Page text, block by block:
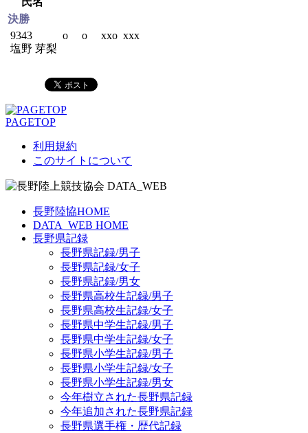
決勝
9343
塩野 芽梨
o o xxo xxx
PAGETOP
利用規約
このサイトについて
長野陸協HOME
DATA_WEB HOME
長野県記録
長野県記録/男子
長野県記録/女子
長野県記録/男女
長野県高校生記録/男子
長野県高校生記録/女子
長野県中学生記録/男子
長野県中学生記録/女子
長野県小学生記録/男子
長野県小学生記録/女子
長野県小学生記録/男女
今年樹立された長野県記録
今年追加された長野県記録
長野県選手権・歴代記録